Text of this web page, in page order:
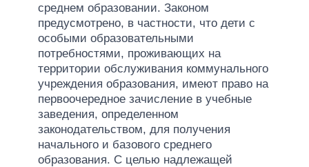
среднем образовании. Законом
предусмотрено, в частности, что дети с
особыми образовательными
потребностями, проживающих на
территории обслуживания коммунального
учреждения образования, имеют право на
первоочередное зачисление в учебные
заведения, определенном
законодательством, для получения
начального и базового среднего
образования. С целью надлежащей